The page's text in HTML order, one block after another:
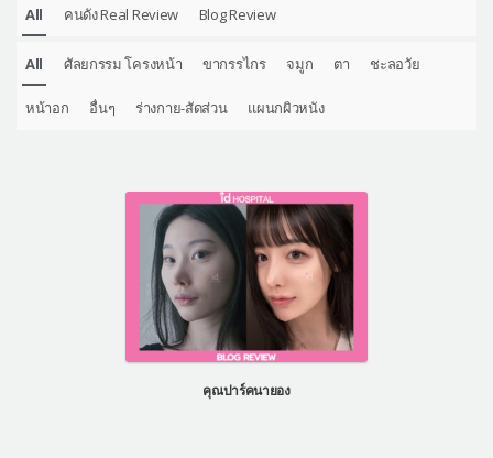
All คนดัง Real Review Blog Review
All ศัลยกรรม โครงหน้า ขากรรไกร จมูก ตา ชะลอวัย
หน้าอก อื่นๆ ร่างกาย-สัดส่วน แผนกผิวหนัง
คุณปาร์คนายอง